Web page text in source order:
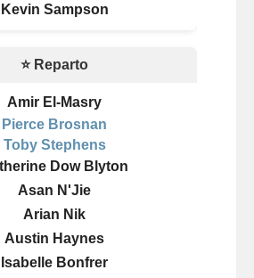
Kevin Sampson
⭐ Reparto
Amir El-Masry
Pierce Brosnan
Toby Stephens
Dow Blyton
Asan N'Jie
Arian Nik
Austin Haynes
Isabelle Bonfrer